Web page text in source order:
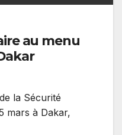
au menu
la Sécurité
mars à Dakar,